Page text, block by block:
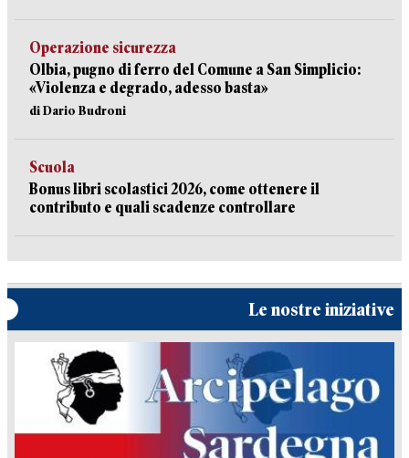
Operazione sicurezza
Olbia, pugno di ferro del Comune a San Simplicio:
«Violenza e degrado, adesso basta»
di Dario Budroni
Scuola
Bonus libri scolastici 2026, come ottenere il
contributo e quali scadenze controllare
Le nostre iniziative